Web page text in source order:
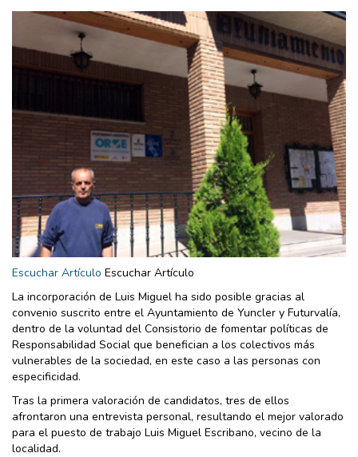
Escuchar Artículo Escuchar Artículo
La incorporación de Luis Miguel ha sido posible gracias al
convenio suscrito entre el Ayuntamiento de Yuncler y Futurvalía,
dentro de la voluntad del Consistorio de fomentar políticas de
Responsabilidad Social que benefician a los colectivos más
vulnerables de la sociedad, en este caso a las personas con
especificidad.
Tras la primera valoración de candidatos, tres de ellos
afrontaron una entrevista personal, resultando el mejor valorado
para el puesto de trabajo Luis Miguel Escribano, vecino de la
localidad.